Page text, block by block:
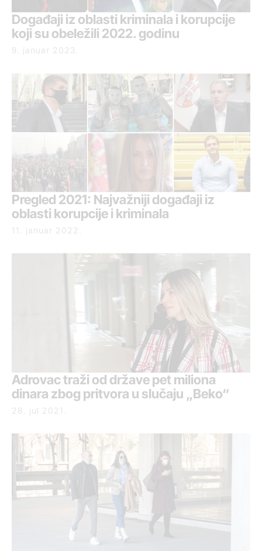
Događaji iz oblasti kriminala i korupcije
koji su obeležili 2022. godinu
9. januar 2023.
Pregled 2021: Najvažniji događaji iz
oblasti korupcije i kriminala
11. januar 2022.
Adrovac traži od države pet miliona
dinara zbog pritvora u slučaju „Beko“
28. jul 2021.